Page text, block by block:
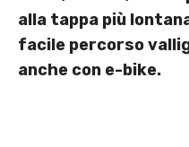
alla tappa più
facile percorso
anche con e-bike.